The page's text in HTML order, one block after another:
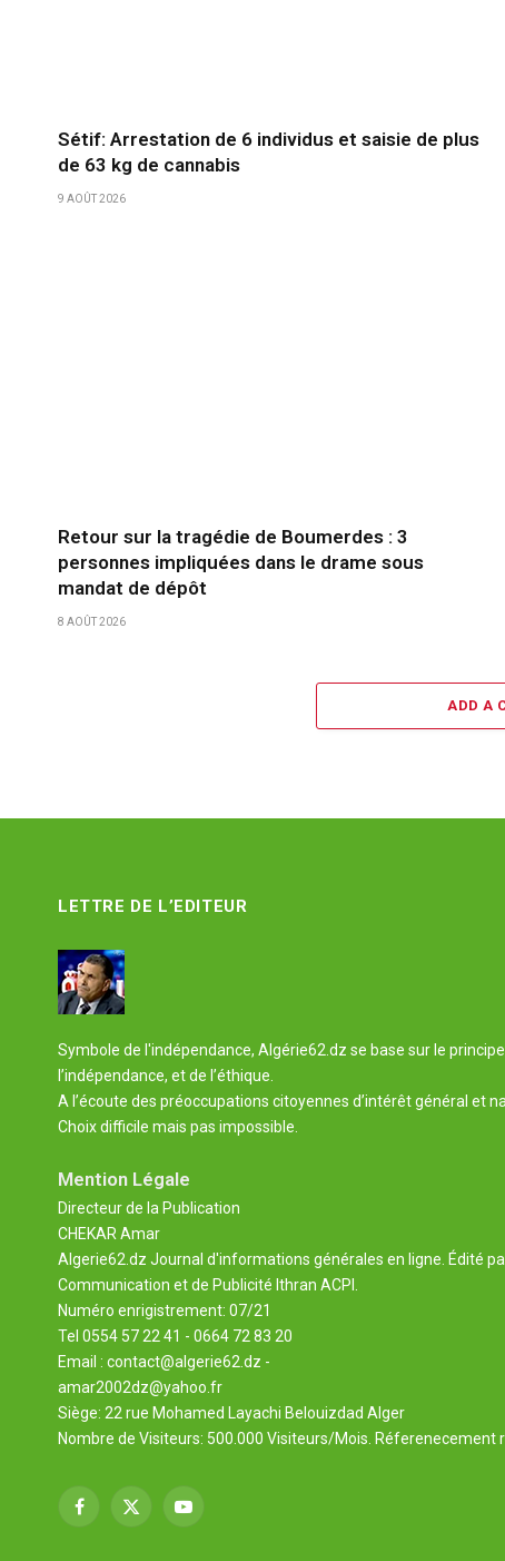
Sétif: Arrestation de 6 individus et saisie de plus
de 63 kg de cannabis
9 AOÛT 2026
Retour sur la tragédie de Boumerdes : 3
personnes impliquées dans le drame sous
mandat de dépôt
8 AOÛT 2026
ADD A
LETTRE DE L’EDITEUR
Symbole de l'indépendance, Algérie62.dz se base sur le
l’indépendance, et de l’éthique.
A l’écoute des préoccupations citoyennes d’intérêt général et
Choix difficile mais pas impossible.
Mention Légale
Directeur de la Publication
CHEKAR Amar
Algerie62.dz Journal d'informations générales en ligne. Édité
Communication et de Publicité Ithran ACPI.
Numéro enrigistrement: 07/21
Tel 0554 57 22 41 - 0664 72 83 20
Email : contact@algerie62.dz -
amar2002dz@yahoo.fr
Siège: 22 rue Mohamed Layachi Belouizdad Alger
Nombre de Visiteurs: 500.000 Visiteurs/Mois. Réferenecement
Facebook
X
YouTube